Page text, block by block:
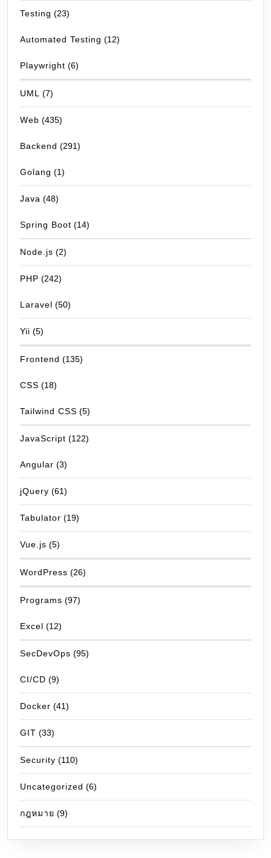
Testing (23)
Automated Testing (12)
Playwright (6)
UML (7)
Web (435)
Backend (291)
Golang (1)
Java (48)
Spring Boot (14)
Node.js (2)
PHP (242)
Laravel (50)
Yii (5)
Frontend (135)
CSS (18)
Tailwind CSS (5)
JavaScript (122)
Angular (3)
jQuery (61)
Tabulator (19)
Vue.js (5)
WordPress (26)
Programs (97)
Excel (12)
SecDevOps (95)
CI/CD (9)
Docker (41)
GIT (33)
Security (110)
Uncategorized (6)
กฎหมาย (9)